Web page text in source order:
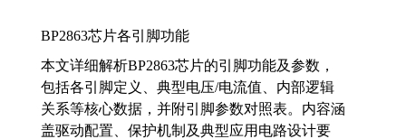
BP2863芯片各引脚功能
本文详细解析BP2863芯片的引脚功能及参数，
包括各引脚定义、典型电压/电流值、内部逻辑
关系等核心数据，并附引脚参数对照表。内容涵
盖驱动配置、保护机制及典型应用电路设计要